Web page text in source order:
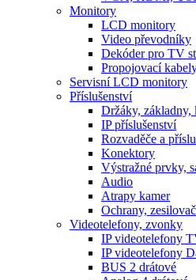
Monitory
LCD monitory
Video převodníky
Dekóder pro TV
Propojovací
Servisní LCD monitory
Příslušenství
Držáky, základny,
IP příslušenství
Rozvaděče a
Konektory
Výstražné prvky,
Audio
Atrapy kamer
Ochrany,
Videotelefony, zvonky
IP videotelefony
IP videotelefony
BUS 2 drátové